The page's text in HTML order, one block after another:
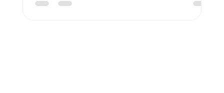
ーダンス #ダンス #ダンスレッスン #ダンス発表